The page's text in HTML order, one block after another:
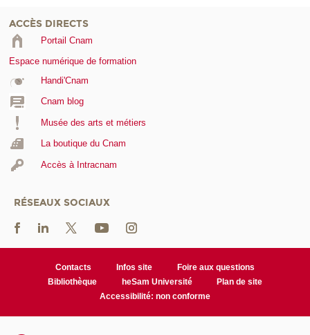
ACCÈS DIRECTS
Portail Cnam
Espace numérique de formation
Handi'Cnam
Cnam blog
Musée des arts et métiers
La boutique du Cnam
Accès à Intracnam
RÉSEAUX SOCIAUX
Contacts Infos site
Foire aux questions
Bibliothèque
heSam Université
Plan de site
Accessibilité: non conforme